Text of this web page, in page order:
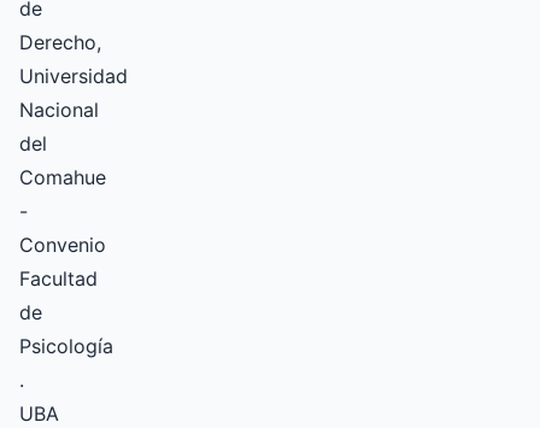
de
Derecho,
Universidad
Nacional
del
Comahue
-
Convenio
Facultad
de
Psicología
.
UBA